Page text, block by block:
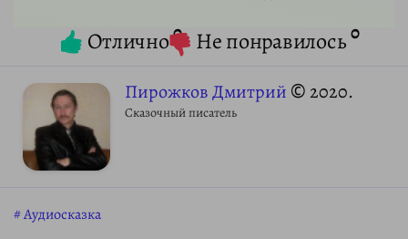
Отлично0 Не понравилось0
Пирожков Дмитрий © 2020.
Сказочный писатель
Аудиосказка